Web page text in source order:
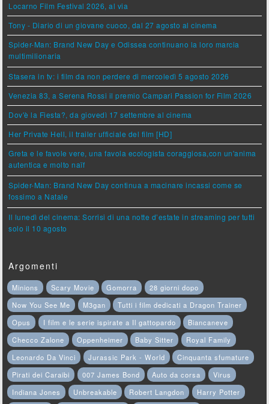
Locarno Film Festival 2026, al via
Tony - Diario di un giovane cuoco, dal 27 agosto al cinema
Spider-Man: Brand New Day e Odissea continuano la loro marcia
multimilionaria
Stasera in tv: i film da non perdere di mercoledì 5 agosto 2026
Venezia 83, a Serena Rossi il premio Campari Passion for Film 2026
Dov'è la Fiesta?, da giovedì 17 settembre al cinema
Her Private Hell, il trailer ufficiale del film [HD]
Greta e le favole vere, una favola ecologista coraggiosa,con un'anima
autentica e molto naïf
Spider-Man: Brand New Day continua a macinare incassi come se
fossimo a Natale
Il lunedì del cinema: Sorrisi di una notte d’estate in streaming per tutti
solo il 10 agosto
Argomenti
Minions Scary Movie Gomorra
28 giorni dopo
Now You See Me
M3gan
Tutti i film dedicati a Dragon Trainer
Opus
I film e le serie ispirate a Il gattopardo
Biancaneve
Checco Zalone
Oppenheimer Baby Sitter
Royal Family
Leonardo Da Vinci
Jurassic Park - World
Cinquanta sfumature
Pirati dei Caraibi
007 James Bond Auto da corsa
Virus
Indiana Jones
Unbreakable Robert Langdon
Harry Potter